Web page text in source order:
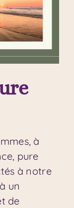
à
pure
à notre
un
de